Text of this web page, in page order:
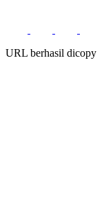
URL berhasil dicopy